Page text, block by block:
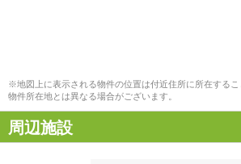
※地図上に表示される物件の位置は付近住所に所在する
物件所在地とは異なる場合がございます。
周辺施設